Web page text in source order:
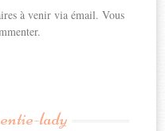
à venir via émail. Vous
lady